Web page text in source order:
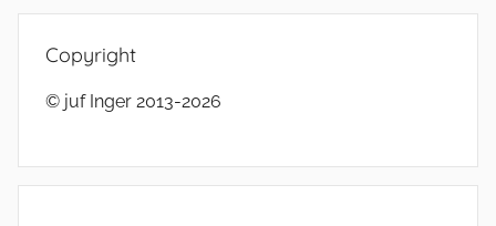
Copyright
© juf Inger 2013-2026